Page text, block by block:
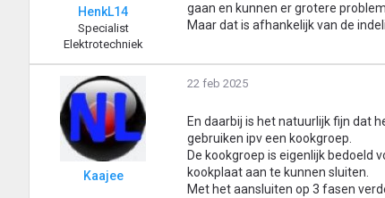
HenkL14
Specialist
Elektrotechniek
gaan en kunnen er grotere
Maar dat is afhankelijk van de
Kaajee
22 feb 2025
En daarbij is het natuurlijk fijn dat
gebruiken ipv een kookgroep.
De kookgroep is eigenlijk bedoeld
kookplaat aan te kunnen sluiten.
Met het aansluiten op 3 fasen